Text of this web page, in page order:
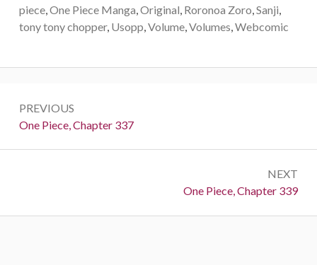
piece,One Piece Manga,Original, Roronoa Zoro,Sanji,
tony tony chopper, Usopp,Volume,Volumes,Webcomic
navigation
PREVIOUS
Previous:
One Piece, Chapter 337
NEXT
Next:
One Piece, Chapter 339